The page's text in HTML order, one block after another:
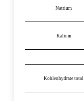
Natrium
Kalium
Kohlenhydrate total